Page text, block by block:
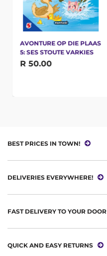
AVONTURE OP DIE PLAAS
5: SES STOUTE VARKIES
R 50.00
BEST PRICES IN TOWN!
DELIVERIES EVERYWHERE!
FAST DELIVERY TO YOUR DOOR
QUICK AND EASY RETURNS